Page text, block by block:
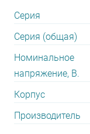
Серия
Серия (общая)
Номинальное
напряжение, В.
Корпус
Производитель